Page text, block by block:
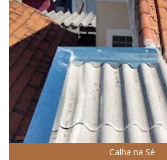
Calha na Sé